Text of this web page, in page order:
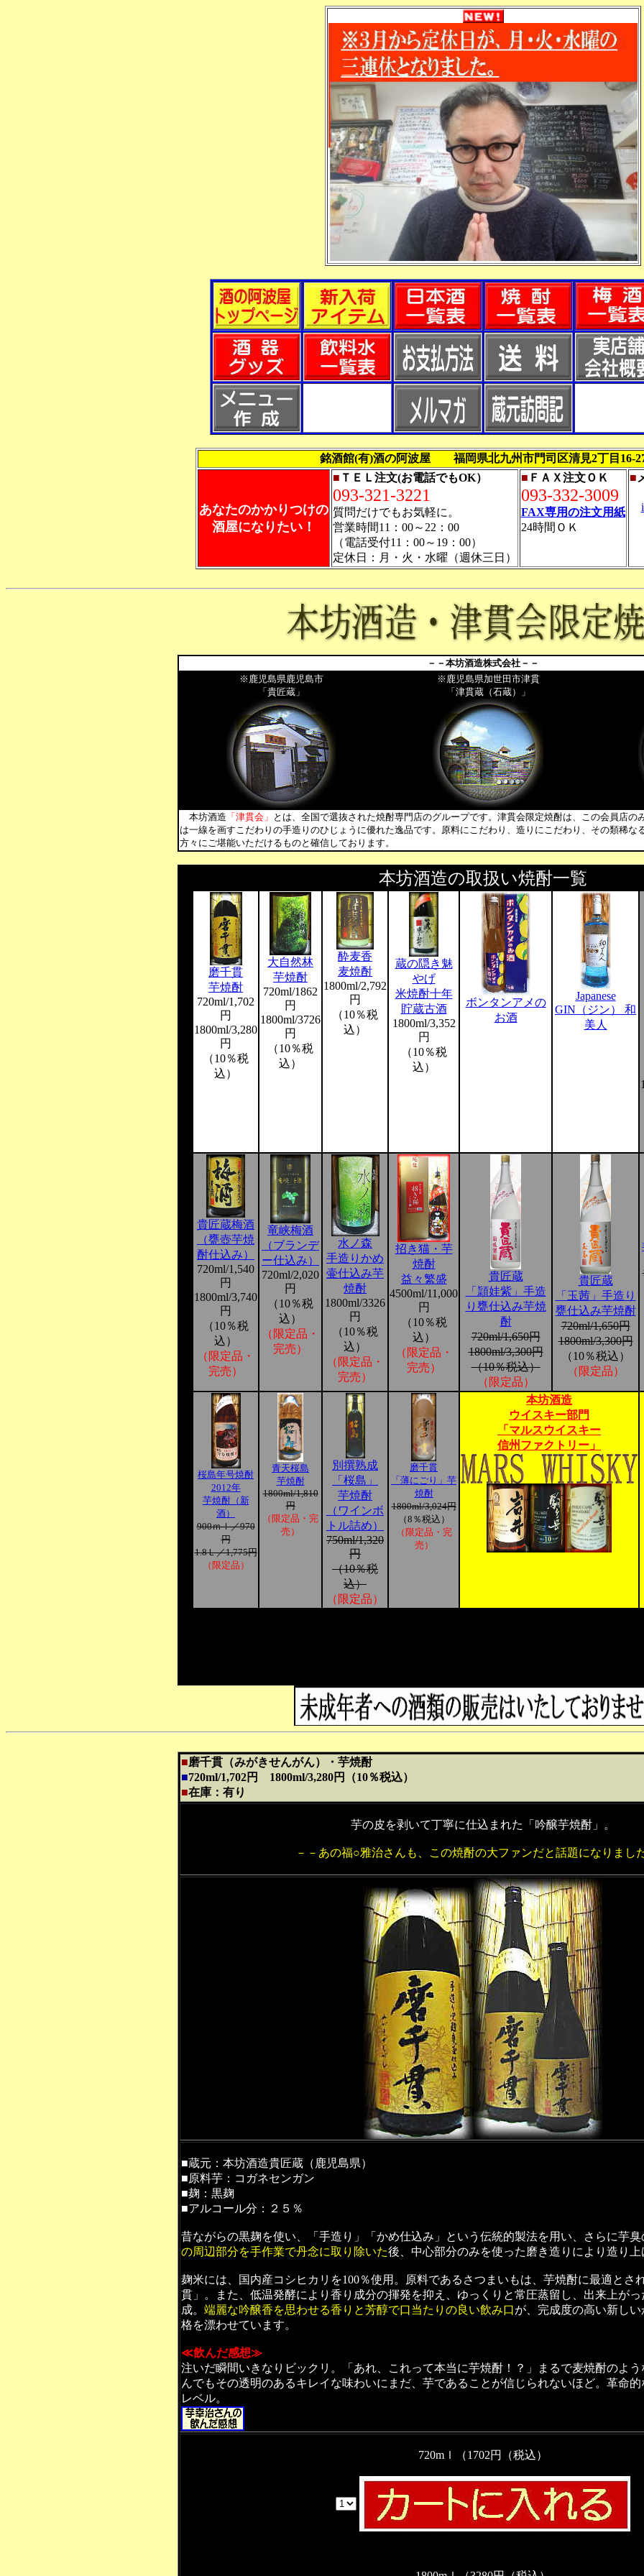
銘酒館(有)酒の阿波屋 福岡県北九州市門司区清見2丁目16-
あなたのかかりつけの
酒屋になりたい！
■ ＴＥＬ注文(お電話でもOK）
093-321-3221
質問だけでもお気軽に。
営業時間11：00～22：00
（電話受付11：00～19：00）
定休日：月・火・水曜（週休三日）
■ ＦＡＸ注文ＯＫ
093-332-3009
FAX専用の注文用紙
24時間ＯＫ
■
－－本坊酒造株式会社－－
※鹿児島県鹿児島市
「貴匠蔵」
※鹿児島県加世田市津貫
「津貫蔵（石蔵）」
本坊酒造 「津貫会」 とは、全国で選抜された焼酎専門店のグループです。津貫会限定焼酎は、この会員店の
は一線を画すこだわりの手造りのひじょうに優れた逸品です。原料にこだわり、造りにこだわり、その類稀な
方々にご堪能いただけるものと確信しております。
本坊酒造の取扱い焼酎一覧
磨千貫
芋焼酎
720ml/1,702
円
1800ml/3,280
円
（10％税
込）
大自然林
芋焼酎
720ml/1862
円
1800ml/3726
円
（10％税
込）
酔麦香
麦焼酎
1800ml/2,792
円
（10％税
込）
蔵の隠き魅
やげ
米焼酎十年
貯蔵古酒
1800ml/3,352
円
（10％税
込）
ボンタンアメの
お酒
Japanese
GIN（ジン） 和
美人
貴匠蔵梅酒
（甕壺芋焼
酎仕込み）
720ml/1,540
円
1800ml/3,740
円
（10％税
込）
（限定品・
完売）
竜峡梅酒
（ブランデ
ー仕込み）
720ml/2,020
円
（10％税
込）
（限定品・
完売）
水ノ森
手造りかめ
壷仕込み芋
焼酎
1800ml/3326
円
（10％税
込）
（限定品・
完売）
招き猫・芋
焼酎
益々繁盛
4500ml/11,000
円
（10％税
込）
（限定品・
完売）
貴匠蔵
「頴娃紫」手造
り甕仕込み芋焼
酎
720ml/1,650円
1800ml/3,300円
（10％税込）
（限定品）
貴匠蔵
「玉茜」手造り
甕仕込み芋焼酎
720ml/1,650円
1800ml/3,300円
（10％税込）
（限定品）
桜島年号焼酎
2012年
芋焼酎（新
酒）
900ｍｌ／970
円
1.8Ｌ／1,775円
（限定品）
青天桜島
芋焼酎
1800ml/1,810
円
（限定品・完
売）
別撰熟成
「桜島」
芋焼酎
（ワインボ
トル詰め）
750ml/1,320
円
（10％税
込）
（限定品）
磨千貫
「薄にごり」芋
焼酎
1800ml/3,024円
（8％税込）
（限定品・完
売）
本坊酒造
ウイスキー部門
「マルスウイスキー
信州ファクトリー」
■磨千貫（みがきせんがん）・芋焼酎
■720ml/1,702円 1800ml/3,280円（10％税込）
■在庫：有り
芋の皮を剥いて丁寧に仕込まれた「吟醸芋焼酎」。
－－あの福○雅治さんも、この焼酎の大ファンだと話題になりまし
■蔵元：本坊酒造貴匠蔵（鹿児島県）
■原料芋：コガネセンガン
■麹：黒麹
■アルコール分：２５％
昔ながらの黒麹を使い、「手造り」「かめ仕込み」という伝統的製法を用い、さらに芋
の周辺部分を手作業で丹念に取り除いた後、中心部分のみを使った磨き造りにより造り
麹米には、国内産コシヒカリを100％使用。原料であるさつまいもは、芋焼酎に最適とさ
貫」。また、低温発酵により香り成分の揮発を抑え、ゆっくりと常圧蒸留し、出来上が
成。 端麗な吟醸香を思わせる香りと芳醇で口当たりの良い飲み口が、完成度の高い新し
格を漂わせています。
≪飲んだ感想≫
注いだ瞬間いきなりビックリ。「あれ、これって本当に芋焼酎！？」まるで麦焼酎のよ
んでもその透明のあるキレイな味わいにまだ、芋であることが信じられないほど。革命
レベル。
720mｌ（1702円（税込）